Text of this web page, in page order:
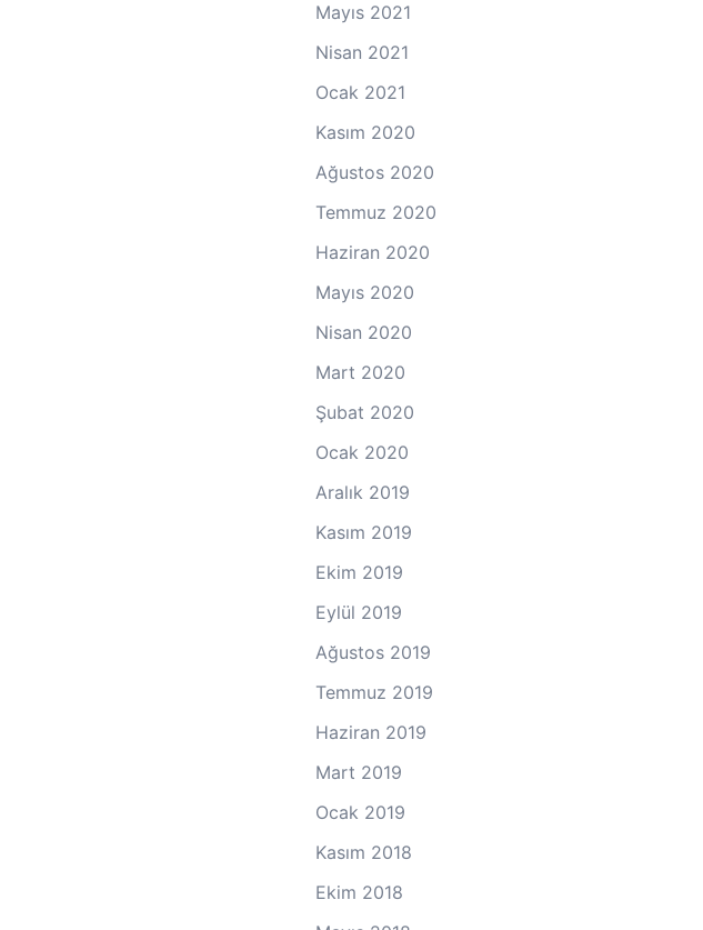
Mayıs 2021
Nisan 2021
Ocak 2021
Kasım 2020
Ağustos 2020
Temmuz 2020
Haziran 2020
Mayıs 2020
Nisan 2020
Mart 2020
Şubat 2020
Ocak 2020
Aralık 2019
Kasım 2019
Ekim 2019
Eylül 2019
Ağustos 2019
Temmuz 2019
Haziran 2019
Mart 2019
Ocak 2019
Kasım 2018
Ekim 2018